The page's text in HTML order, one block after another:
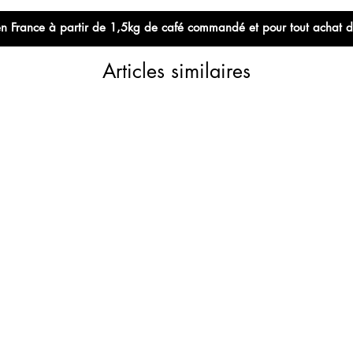
France à partir de 1,5kg de café commandé et pour tout achat
Articles similaires